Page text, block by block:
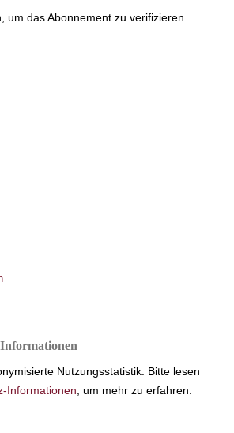
um das Abonnement zu verifizieren.
Nutzungsstatistik. Bitte lesen
Informationen , um mehr zu erfahren.